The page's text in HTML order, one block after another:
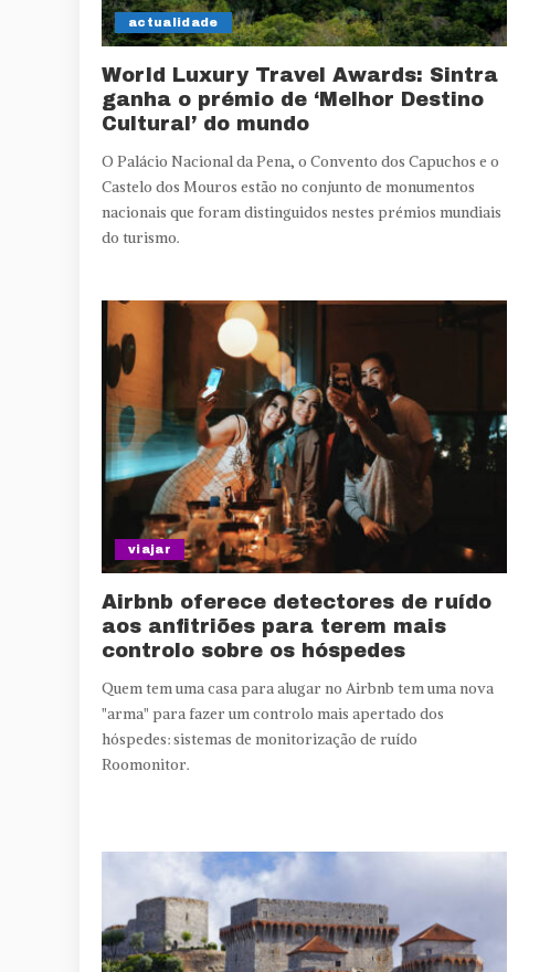
actualidade
World Luxury Travel Awards: Sintra
ganha o prémio de ‘Melhor Destino
Cultural’ do mundo
O Palácio Nacional da Pena, o Convento dos Capuchos e o
Castelo dos Mouros estão no conjunto de monumentos
nacionais que foram distinguidos nestes prémios mundiais
do turismo.
viajar
Airbnb oferece detectores de ruído
aos anfitriões para terem mais
controlo sobre os hóspedes
Quem tem uma casa para alugar no Airbnb tem uma nova
"arma" para fazer um controlo mais apertado dos
hóspedes: sistemas de monitorização de ruído
Roomonitor.